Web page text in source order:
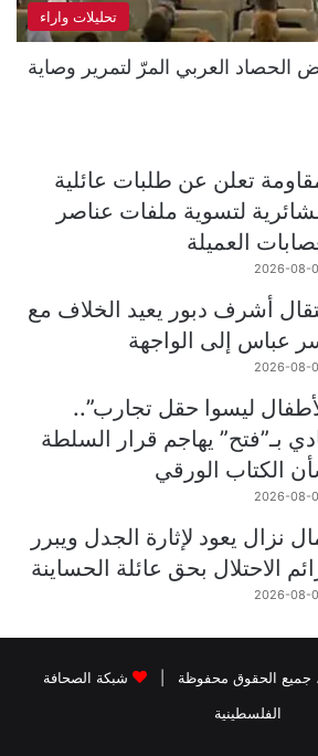
تحليلات واراء
العربي المرّ لتمرير وصاية
تعلن عن طلبات عائلية
لتسوية ملفات عناصر
العميلة
2026-08-
أشرف دبور يعيد الخلاف مع
عباس إلى الواجهة
2026-08-
ليسوا حقل تجارب”..
بـ”فتح” يهاجم قرار السلطة
الكتاب الورقي
2026-08-
نزال يعود لإثارة الجدل ويبرر
الاحتلال بحق عائلة الحساينة
2026-08-
شبكة الصحافة
الفلسطينية